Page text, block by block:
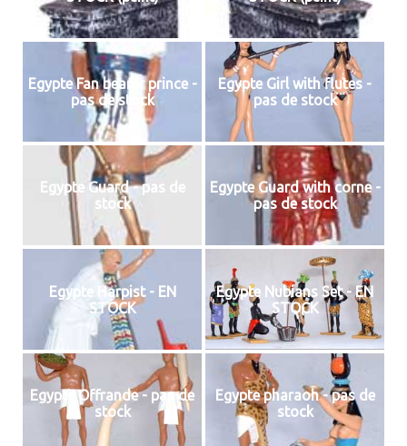
Egypte Fan bearer prince -
pas de stock
Egypte Girl with flutes -
pas de stock
Egypte Guard - pas de
stock
Egypte Guard with corne -
pas de stock
Egypte Harpist - EN
STOCK
Egypte Nubians Set - EN
STOCK
Egypte Offrande - pas de
stock
Egypte pharaoh - pas de
stock